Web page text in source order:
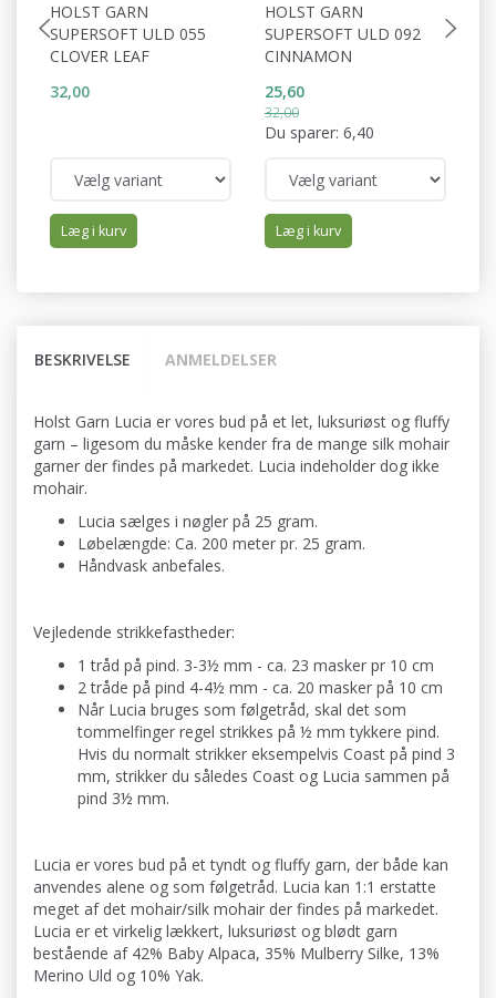
HOLST GARN
SUPERSOFT ULD 055
CLOVER LEAF
32,00
Læg i kurv
HOLST GARN
SUPERSOFT ULD 092
CINNAMON
25,60
32,00
Du sparer: 6,40
Læg i kurv
BESKRIVELSE ANMELDELSER
Holst Garn Lucia er vores bud på et let, luksuriøst og fluffy
garn – ligesom du måske kender fra de mange silk mohair
garner der findes på markedet. Lucia indeholder dog ikke
mohair.
Lucia sælges i nøgler på 25 gram.
Løbelængde: Ca. 200 meter pr. 25 gram.
Håndvask anbefales.
Vejledende strikkefastheder:
1 tråd på pind. 3-3½ mm - ca. 23 masker pr 10 cm
2 tråde på pind 4-4½ mm - ca. 20 masker på 10 cm
Når Lucia bruges som følgetråd, skal det som
tommelfinger regel strikkes på ½ mm tykkere pind.
Hvis du normalt strikker eksempelvis Coast på pind 3
mm, strikker du således Coast og Lucia sammen på
pind 3½ mm.
Lucia er vores bud på et tyndt og fluffy garn, der både kan
anvendes alene og som følgetråd. Lucia kan 1:1 erstatte
meget af det mohair/silk mohair der findes på markedet.
Lucia er et virkelig lækkert, luksuriøst og blødt garn
bestående af 42% Baby Alpaca, 35% Mulberry Silke, 13%
Merino Uld og 10% Yak.